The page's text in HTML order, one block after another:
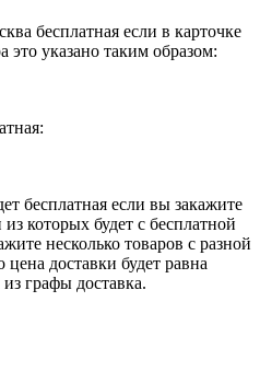
бесплатная если в карточке
это указано таким образом:
бесплатная если вы закажите
которых будет с бесплатной
несколько товаров с разной
доставки будет равна
графы доставка.